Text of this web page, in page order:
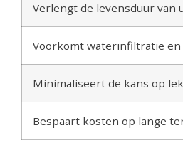
Verlengt de levensduur van
Voorkomt waterinfiltratie
Minimaliseert de kans op
Bespaart kosten op lange